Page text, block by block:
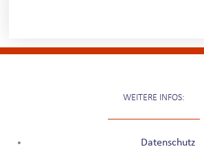
WEITERE INFOS:
Datenschutz